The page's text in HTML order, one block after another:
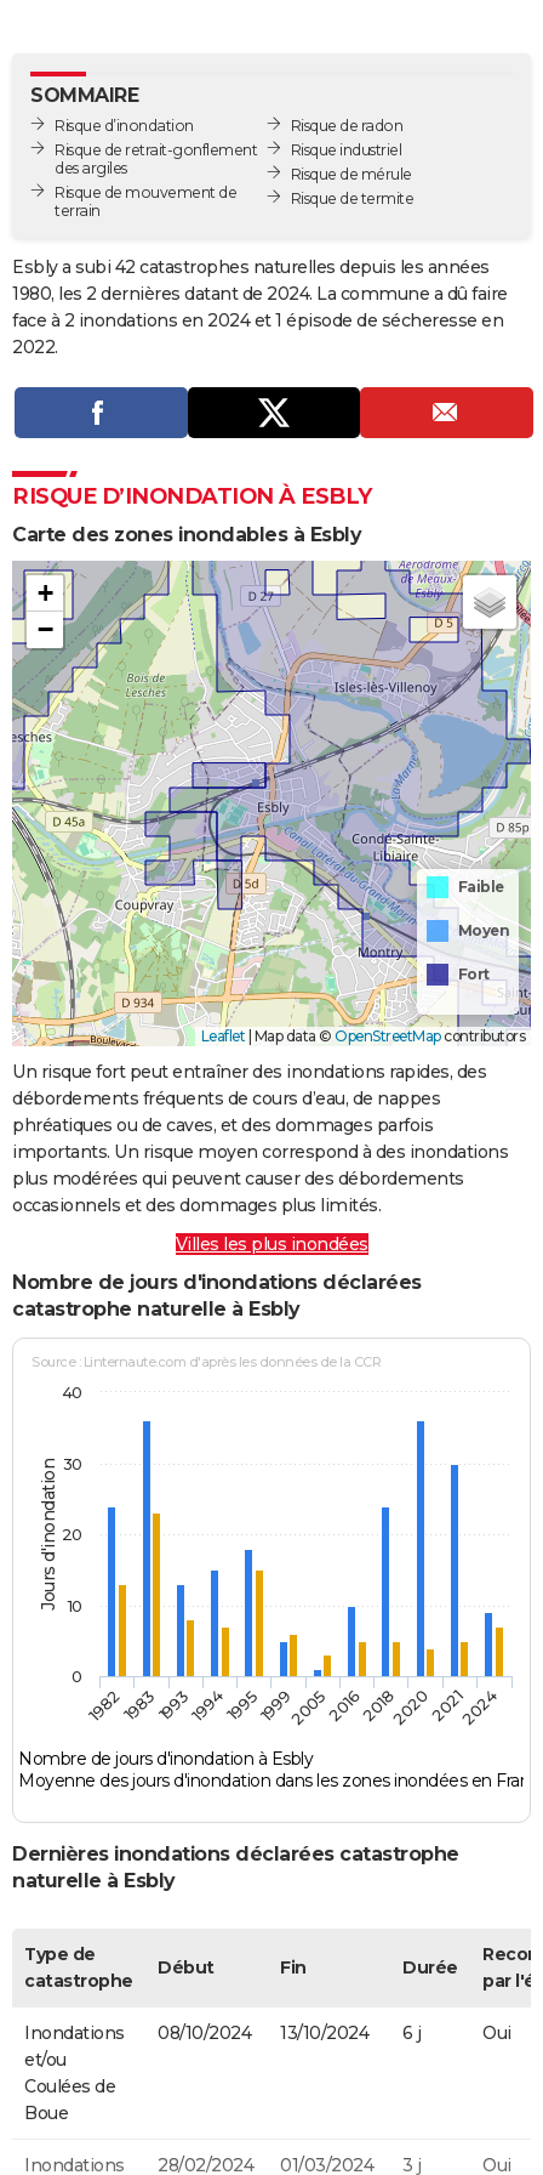
GUIDES D'ACHAT
BONS PLANS
CARTE DE VOEUX
Carte de Noël
Carte Bonne année
Carte Saint-Valentin
Carte Pâques
Carte d'anniversaire
Dictionnaire
Biographies
Citations
Expressions
Proverbes
PROGRAMME TV
COPAINS D'AVANT
SOMMAIRE
Risque d’inondation
Risque de retrait-gonflement
des argiles
Risque de mouvement de
terrain
Risque de radon
Risque industriel
Risque de mérule
Risque de termite
Esbly a subi 42 catastrophes naturelles depuis les années
1980, les 2 dernières datant de 2024. La commune a dû faire
face à 2 inondations en 2024 et 1 épisode de sécheresse en
2022.
RISQUE D’INONDATION À ESBLY
Carte des zones inondables à Esbly
+
−
Faible
Moyen
Fort
Leaflet | Map data © OpenStreetMapcontributors
Un risque fort peut entraîner des inondations rapides, des
débordements fréquents de cours d’eau, de nappes
phréatiques ou de caves, et des dommages parfois
importants. Un risque moyen correspond à des inondations
plus modérées qui peuvent causer des débordements
occasionnels et des dommages plus limités.
Villes les plus inondées
Nombre de jours d'inondations déclarées
catastrophe naturelle à Esbly
Jours d'inondation
Source : Linternaute.com d'après les données de la CCR
Nombre de jours d'inondation à Esbly
Moyenne des jours d'inondation dans les zones inondées en
198219831993199419951999200520162018202020212024
0
10
20
30
40
Dernières inondations déclarées catastrophe
naturelle à Esbly
Type de
catastrophe
Début Fin Durée
par
Inondations
et/ou
Coulées de
Boue
08/10/2024 13/10/2024 6 j Oui
Inondations 28/02/2024 01/03/2024 3 j Oui